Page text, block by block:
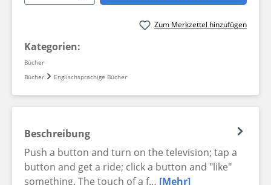
Zum Merkzettel hinzufügen
Kategorien:
Bücher
Bücher
Englischsprachige Bücher
Beschreibung
Push a button and turn on the television; tap a
button and get a ride; click a button and "like"
something. The touch of a f… [Mehr]